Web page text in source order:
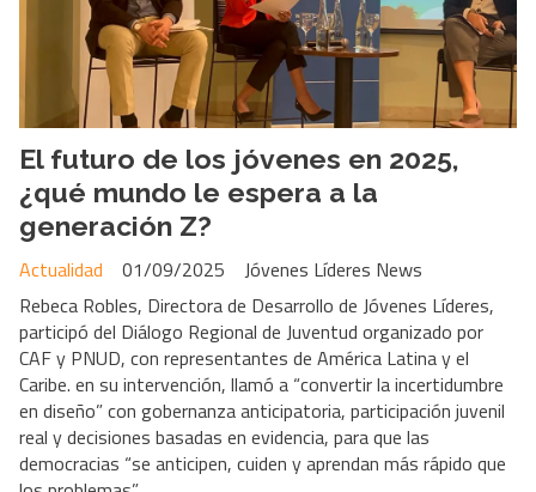
El futuro de los jóvenes en 2025,
¿qué mundo le espera a la
generación Z?
Jóvenes Líderes News
Actualidad
01/09/2025
Rebeca Robles, Directora de Desarrollo de Jóvenes Líderes,
participó del Diálogo Regional de Juventud organizado por
CAF y PNUD, con representantes de América Latina y el
Caribe. en su intervención, llamó a “convertir la incertidumbre
en diseño” con gobernanza anticipatoria, participación juvenil
real y decisiones basadas en evidencia, para que las
democracias “se anticipen, cuiden y aprendan más rápido que